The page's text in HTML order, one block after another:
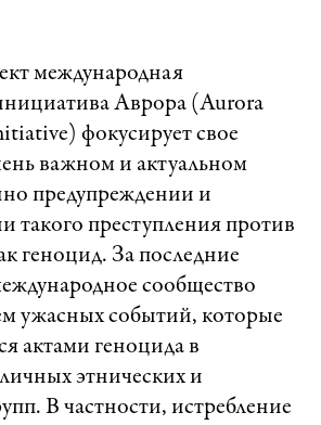
международная
Аврора (Aurora
фокусирует свое
важном и актуальном
предупреждении и
такого преступления против
геноцид. За последние
сообщество
ужасных событий, которые
актами геноцида в
этнических и
В частности, истребление